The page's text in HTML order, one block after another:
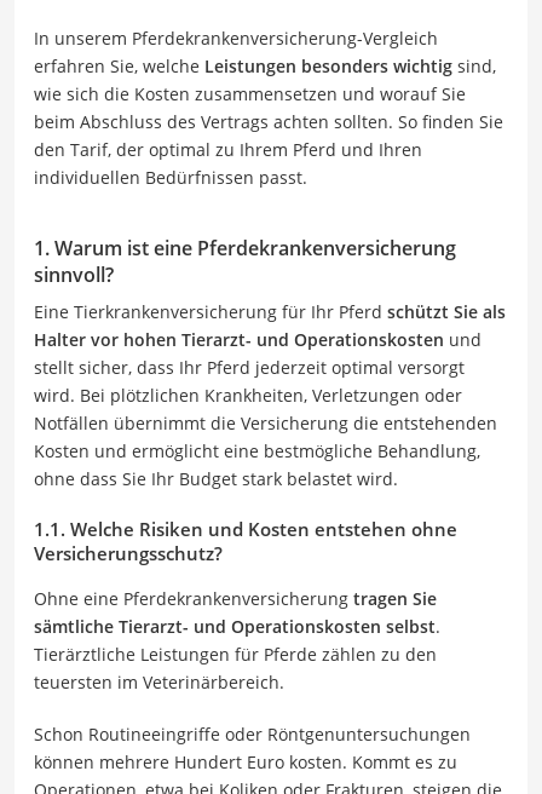
In unserem Pferdekrankenversicherung-Vergleich
erfahren Sie, welche Leistungen besonders wichtig sind,
wie sich die Kosten zusammensetzen und worauf Sie
beim Abschluss des Vertrags achten sollten. So finden Sie
den Tarif, der optimal zu Ihrem Pferd und Ihren
individuellen Bedürfnissen passt.
1. Warum ist eine Pferdekrankenversicherung
sinnvoll?
Eine Tierkrankenversicherung für Ihr Pferd schützt Sie als
Halter vor hohen Tierarzt- und Operationskosten und
stellt sicher, dass Ihr Pferd jederzeit optimal versorgt
wird. Bei plötzlichen Krankheiten, Verletzungen oder
Notfällen übernimmt die Versicherung die entstehenden
Kosten und ermöglicht eine bestmögliche Behandlung,
ohne dass Sie Ihr Budget stark belastet wird.
1.1. Welche Risiken und Kosten entstehen ohne
Versicherungsschutz?
Ohne eine Pferdekrankenversicherung tragen Sie
sämtliche Tierarzt- und Operationskosten selbst.
Tierärztliche Leistungen für Pferde zählen zu den
teuersten im Veterinärbereich.
Schon Routineeingriffe oder Röntgenuntersuchungen
können mehrere Hundert Euro kosten. Kommt es zu